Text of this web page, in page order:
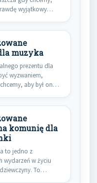
wyjątkowy…
muzyka
prezentu dla
wyzwaniem,
aby był on
komunię dla
to jedno z
wydarzeń w życiu
To